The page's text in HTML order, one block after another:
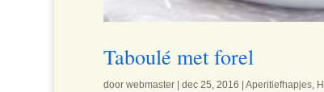
Taboulé met forel
door webmaster| dec 25, 2016 | Aperitiefhapjes,